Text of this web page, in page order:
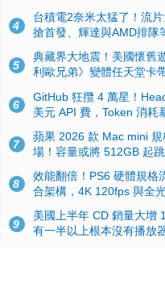
4
台積電2奈米太猛了！流
搶首發、輝達與AMD排隊
5
典藏界大地震！美國懷舊
利歐兄弟》變體任天堂卡
6
GitHub 狂攬 4 萬星！
美元 API 費，Token 消耗
7
蘋果 2026 款 Mac mini
場！容量或將 512GB 起跳
8
效能翻倍！PS6 硬體規格
合架構，4K 120fps 與全
9
美國上半年 CD 銷量大增
有一半以上根本沒有播放